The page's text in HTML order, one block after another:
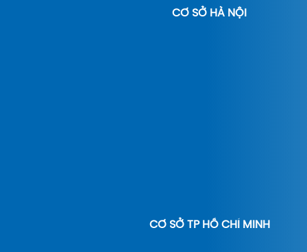
CƠ SỞ HÀ NỘI
CƠ SỞ TP HỒ CHÍ MINH